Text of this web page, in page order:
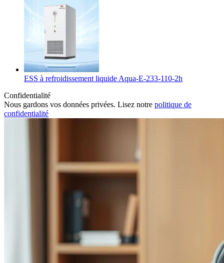
ESS à refroidissement liquide Aqua-E-233-110-2h
Confidentialité
Nous gardons vos données privées. Lisez notre politique de
confidentialité